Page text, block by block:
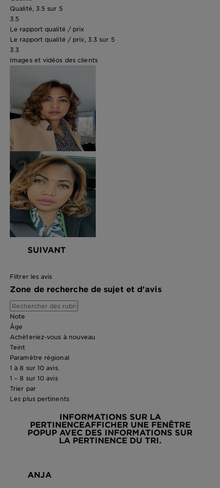
Qualité, 3.5 sur 5
3.5
Le rapport qualité / prix
Le rapport qualité / prix, 3.3 sur 5
3.3
Images et vidéos des clients
SUIVANT
Filtrer les avis
Zone de recherche de sujet et d'avis
Note
Âge
Achèteriez-vous à nouveau
Teint
Paramètre régional
1 à 8 sur 10 avis.
1 – 8 sur 10 avis
Trier par
Les plus pertinents
INFORMATIONS SUR LA
PERTINENCEAFFICHER UNE FENÊTRE
POPUP AVEC DES INFORMATIONS SUR
LA PERTINENCE DU TRI.
ANJA